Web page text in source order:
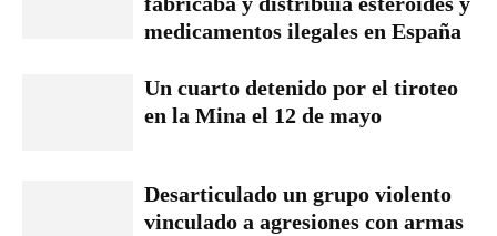
medicamentos ilegales en España
Un cuarto detenido por el tiroteo
en la Mina el 12 de mayo
Desarticulado un grupo violento
vinculado a agresiones con armas